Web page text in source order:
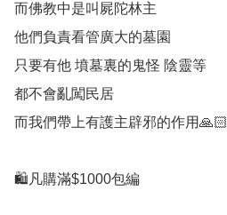
而佛教中是叫屍陀林主
他們負責看管廣大的墓園
只要有他 墳墓裏的鬼怪 陰靈等
都不會亂闖民居
而我們帶上有護主辟邪的作用🙏🏻
🛍凡購滿$1000包編